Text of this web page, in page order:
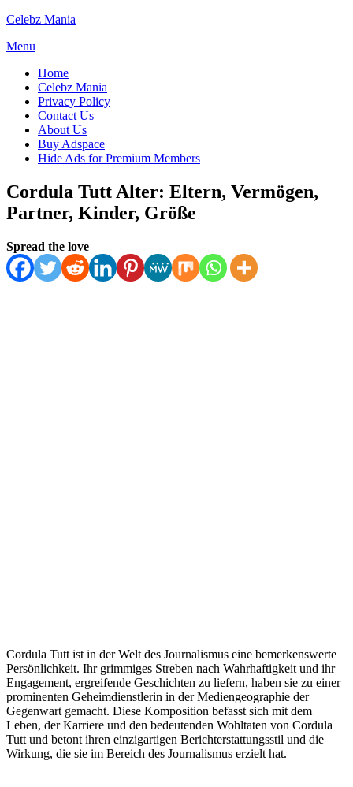
Skip
content
Celebz Mania
Menu
Home
Celebz Mania
Privacy Policy
Contact Us
About Us
Buy Adspace
Hide Ads for Premium Members
Cordula Tutt Alter: Eltern, Vermögen,
Partner, Kinder, Größe
byAnabella
Posted
on
July 4, 2025
Spread the love
Cordula Tutt ist in der Welt des Journalismus eine bemerkenswerte
Persönlichkeit. Ihr grimmiges Streben nach Wahrhaftigkeit und ihr
Engagement, ergreifende Geschichten zu liefern, haben sie zu einer
prominenten Geheimdienstlerin in der Mediengeographie der
Gegenwart gemacht. Diese Komposition befasst sich mit dem
Leben, der Karriere und den bedeutenden Wohltaten von Cordula
Tutt und betont ihren einzigartigen Berichterstattungsstil und die
Wirkung, die sie im Bereich des Journalismus erzielt hat.